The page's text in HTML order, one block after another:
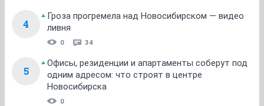
4
Гроза прогремела над Новосибирском — видео
ливня
0 34
5
Офисы, резиденции и апартаменты соберут под
одним адресом: что строят в центре
Новосибирска
0